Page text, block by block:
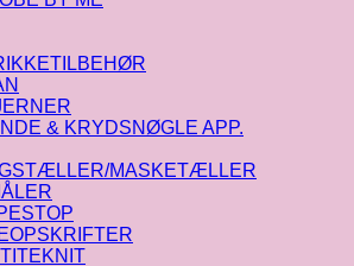
& KRYDSNØGLE APP.
MASKETÆLLER